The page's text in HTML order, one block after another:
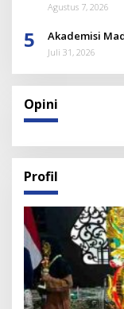
Agustus 7, 2026
5 Akademisi
Juli 31, 2026
Opini
Profil